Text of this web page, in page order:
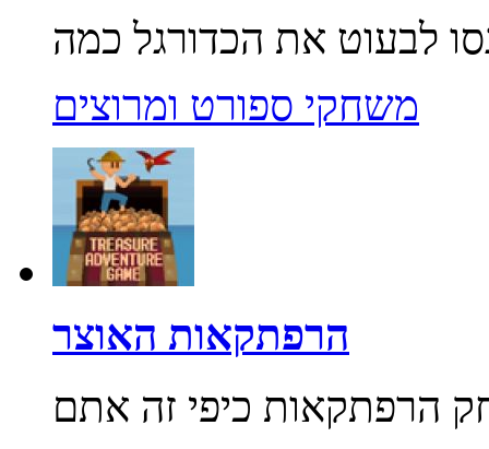
משחקי ספורט ומרוצים
הרפתקאות האוצר